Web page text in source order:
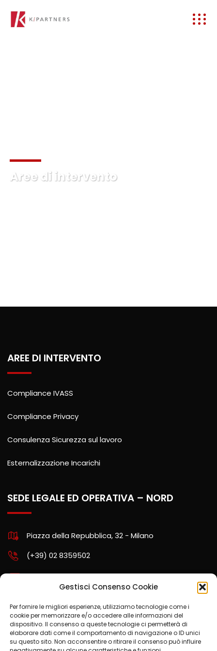
Gestisci Consenso Cookie
Per fornire le migliori esperienze, utilizziamo tecnologie come i
cookie per memorizzare e/o accedere alle informazioni del
dispositivo. Il consenso a queste tecnologie ci permetterà di
elaborare dati come il comportamento di navigazione o ID unici
su questo sito. Non acconsentire o ritirare il consenso può influire
Aree di intervento
AREE DI INTERVENTO
Compliance IVASS
Compliance Privacy
Consulenza Sicurezza sul lavoro
Esternalizzazione Incarichi
SEDE LEGALE ED OPERATIVA – NORD
Piazza della Repubblica, 32 - Milano
(+39) 02 8359502
assistenza.nord@kpartners.it
SCARICA LA POLITICA AZIENDALE